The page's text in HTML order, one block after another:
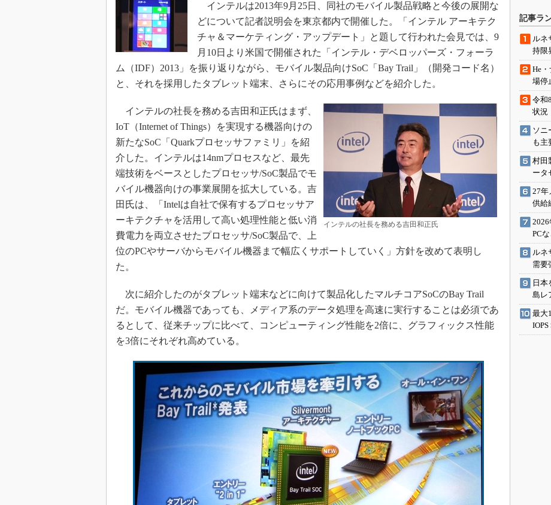
光伝送技術を知る
“異端児エンジニア”が仕掛けた社内
改革、執念の180日
イノベーションは日本を救うのか
「英語に愛されないエンジニア」の
ための新行動論
インテルは2013年9月25日、同社のモバイル製品戦略と今後の展開な
どについて記者説明会を東京都内で開催した。「インテル アーキテク
チャ＆マーケティング・アップデート」と題して行われた会見では、9
月10日より米国で開催された「インテル・デベロッパーズ・フォーラ
ム（IDF）2013」を振り返りながら、モバイル製品向けSoC「Bay Trail」（開発コード名）
と、それを採用したタブレット端末、さらにその応用事例などを紹介した。
インテルの社長を務める吉田和正氏
インテルの社長を務める吉田和正氏はまず、
IoT（Internet of Things）を実現する機器向けの
新たなSoC「Quarkプロセッサファミリ」を紹
介した。インテルは14nmプロセスなど、最先
端技術をベースとしたプロセッサ/SoC製品でモ
バイル機器向けの事業展開を拡大している。吉
田氏は、「Intelは自社で保有するプロセッサア
ーキテクチャを活用して高い処理性能と低い消
費電力を両立させたプロセッサ/SoC製品で、上
位のPCやサーバからモバイル機器まで幅広くサポートしていく」方針を改めて表明し
た。
次に紹介したのがタブレット端末などに向けて製品化したマルチコアSoCのBay Trail
だ。モバイル機器であっても、メディア系のデータ処理を高速に実行することは必須であ
るとして、従来チップに比べて、コンピューティング性能を2倍に、グラフィックス性能
を3倍にそれぞれ高めている。
記事ラ
ルネ
持限
He
場停
令和
状況
ソニ
も主
村田
ータ
27年
供給
2026
PC
ルネ
需要
日
島レ
最大